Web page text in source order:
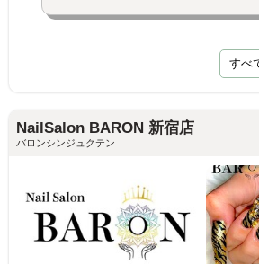
すべ
NailSalon BARON 新宿店
バロンシンジュクテン